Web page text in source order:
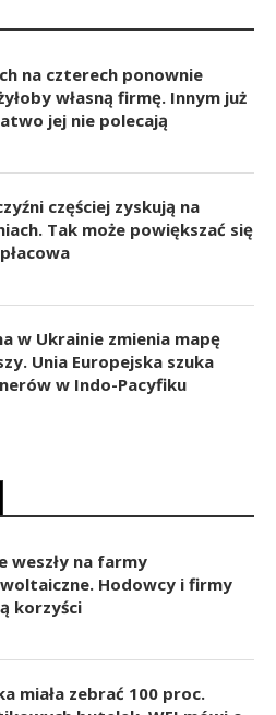
na czterech ponownie
własną firmę. Innym już
jej nie polecają
częściej zyskują na
Tak może powiększać się
w Ukrainie zmienia mapę
Unia Europejska szuka
w Indo-Pacyfiku
weszły na farmy
Hodowcy i firmy
korzyści
miała zebrać 100 proc.